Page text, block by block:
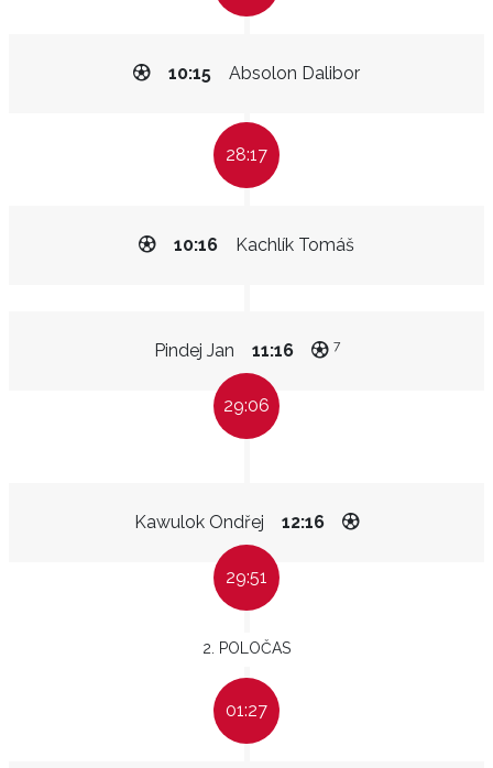
Absolon Dalibor
10:15
28:17
Kachlík Tomáš
10:16
Pindej Jan 11:16 7
29:06
Kawulok Ondřej 12:16
29:51
2. POLOČAS
01:27